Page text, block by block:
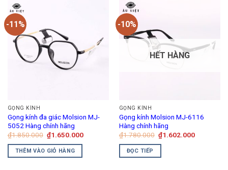
-11%
GỌNG KÍNH
Gọng kính đa giác Molsion MJ-
5052 Hàng chính hãng
₫1.850.000 Giá
gốc
là:
₫1.850.000.
₫1.650.000Giá
THÊM VÀO GIỎ HÀNG
-10%
HẾT HÀNG
GỌNG KÍNH
Gọng kính Molsion MJ-6116
Hàng chính hãng
₫1.780.000 Giá
gốc
là:
₫1.602.000Giá
ĐỌC TIẾP